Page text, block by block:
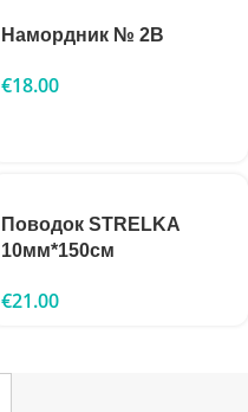
Намордник № 2B
€18.00
Поводок STRELKA
10мм*150см
€21.00